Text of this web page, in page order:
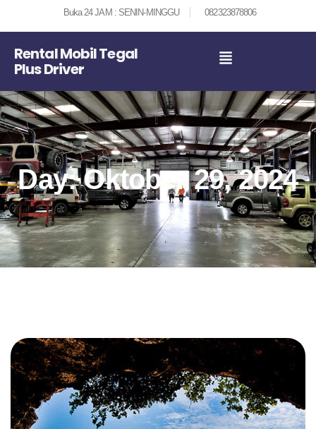
Buka 24 JAM : SENIN-MINGGU 082323878806
Rental Mobil Tegal
Plus Driver
Day: Oktober 29, 2024